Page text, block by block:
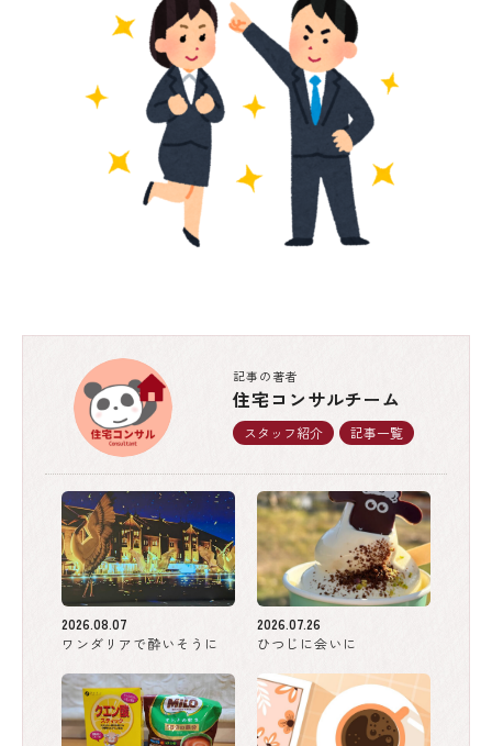
記事の著者
住宅コンサルチーム
スタッフ紹介 記事一覧
2026.08.07
ワンダリアで酔いそうに
2026.07.26
ひつじに会いに